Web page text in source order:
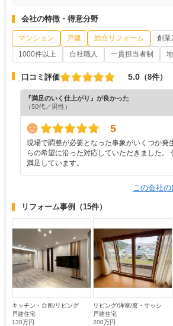
会社の特徴・得意分野
マンション 戸建 総合リフォーム
創業
1000件以上
自社職人 一貫担当者制
口コミ評価 5.0 （8件）
『満足のいく仕上がり』が良かった
（50代／男性）
5
現場で調整が必要となった事象がいくつか発
らの希望に沿った対応していただきました。
満足しています。
この会社
リフォーム事例 （15件）
キッチン・台所/リビング
戸建住宅
130万円
リビング/洋室/窓・サッシ
戸建住宅
200万円